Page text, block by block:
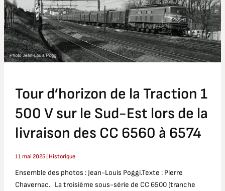
Tour d’horizon de la Traction 1
500 V sur le Sud-Est lors de la
livraison des CC 6560 à 6574
11 mai 2025 Historique
Ensemble des photos : Jean-Louis Poggi.Texte : Pierre
Chavernac. La troisième sous-série de CC 6500 (tranche
1
500
V
sur
le
Sud-
lors
de
la
livraison
des
à
6574